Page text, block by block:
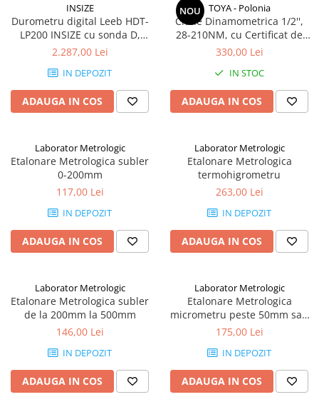
Cale, pini, lere, calibre sudura
Seturi cale plan paralele
Calibre sudura
Pene de masurat
Pini cilindrici de masurare
Rigle, rulete, benzi grosime
Benzi grosime
Circometre
Cantare si dinamometre industriale
Cantare de numarare
Cantare cu carlig
Cantare de precizie
Cantare de banc
INSIZE
Durometru digital Leeb HDT-
LP200 INSIZE cu sonda D,
conversie Vickers, Brinell,
2.287,00 Lei
IN DEPOZIT
ADAUGA IN COS
NOU TOYA - Polonia
Cheie Dinamometrica 1/2'',
28-210NM, cu Certificat de
Etalonare Metrologica
330,00 Lei
IN STOC
ADAUGA IN COS
Laborator Metrologic
Etalonare Metrologica subler
0-200mm
117,00 Lei
IN DEPOZIT
ADAUGA IN COS
Laborator Metrologic
Etalonare Metrologica
termohigrometru
263,00 Lei
IN DEPOZIT
ADAUGA IN COS
Laborator Metrologic
Etalonare Metrologica subler
de la 200mm la 500mm
146,00 Lei
IN DEPOZIT
ADAUGA IN COS
Laborator Metrologic
Etalonare Metrologica
micrometru peste 50mm sau
rezolutie 0.001mm
175,00 Lei
IN DEPOZIT
ADAUGA IN COS